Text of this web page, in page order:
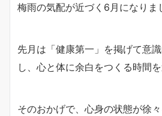
梅雨の気配が近づく6月になりま
先月は「健康第一」を掲げて意
し、心と体に余白をつくる時間を
そのおかげで、心身の状態が徐